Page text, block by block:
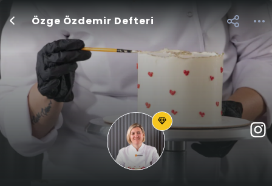
Özge Özdemir Defteri